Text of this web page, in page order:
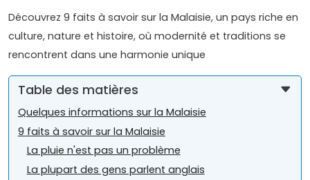
Découvrez 9 faits à savoir sur la Malaisie, un pays riche en
culture, nature et histoire, où modernité et traditions se
rencontrent dans une harmonie unique
Table des matières
Quelques informations sur la Malaisie
9 faits à savoir sur la Malaisie
La pluie n'est pas un problème
La plupart des gens parlent anglais